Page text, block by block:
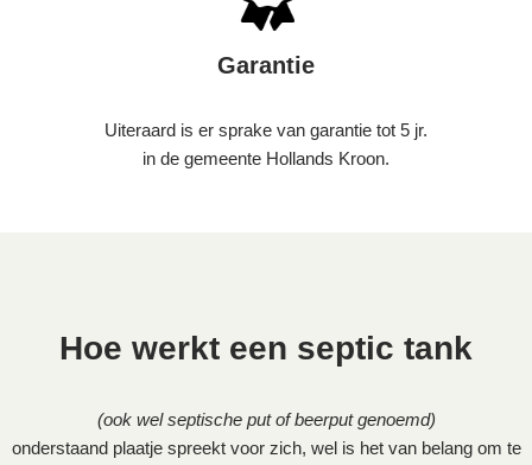
Garantie
Uiteraard is er sprake van garantie tot 5 jr.
in de gemeente Hollands Kroon.
Hoe werkt een septic tank
(ook wel septische put of beerput genoemd)
onderstaand plaatje spreekt voor zich, wel is het van belang om te